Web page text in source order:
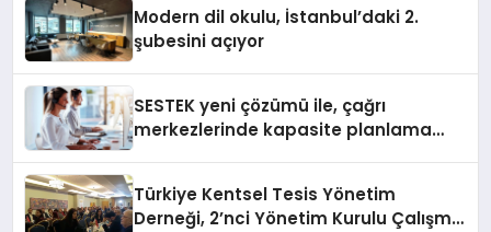
Modern dil okulu, İstanbul’daki 2.
şubesini açıyor
SESTEK yeni çözümü ile, çağrı
merkezlerinde kapasite planlama
Türkiye Kentsel Tesis Yönetim
Derneği, 2’nci Yönetim Kurulu Çalışma